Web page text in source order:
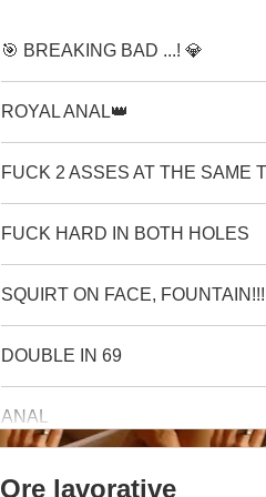
🎯 BREAKING BAD ...! 💎
ROYAL ANAL👑
FUCK 2 ASSES AT THE SAME
FUCK HARD IN BOTH HOLES
SQUIRT ON FACE, FOUNTAIN!!!
DOUBLE IN 69
ANAL
Ore lavorative